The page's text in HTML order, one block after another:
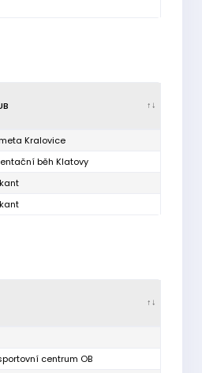
Kralovice
běh Klatovy
centrum OB